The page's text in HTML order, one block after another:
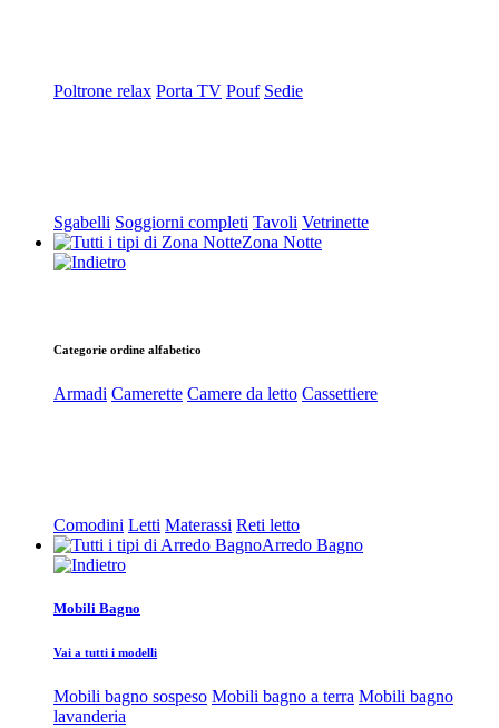
Poltrone relax Porta TV Pouf Sedie
Sgabelli Soggiorni completi Tavoli Vetrinette
Zona Notte
Categorie ordine alfabetico
Armadi Camerette Camere da letto Cassettiere
Comodini Letti Materassi Reti letto
Arredo Bagno
Mobili Bagno
Vai a tutti i modelli
Mobili bagno sospeso Mobili bagno a terra Mobili bagno
lavanderia